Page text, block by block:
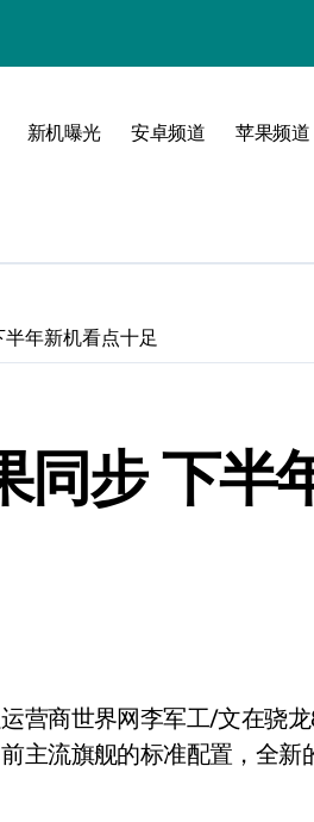
新机曝光 安卓频道 苹果频道
年新机看点十足
同步 下半
主流旗舰的标准配置，全新